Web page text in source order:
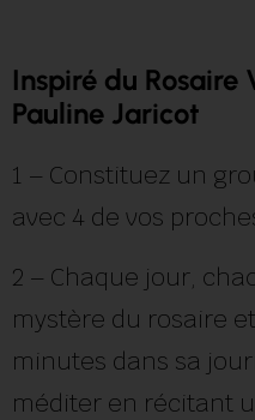
Inspiré du Rosaire
Pauline Jaricot
1 – Constituez un
avec 4 de vos
2 – Chaque jour,
mystère du rosaire
minutes dans sa
méditer en récitant